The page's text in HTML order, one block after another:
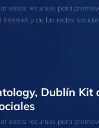
estos recursos para
Internet y de las redes
Dublín Kit
estos recursos para